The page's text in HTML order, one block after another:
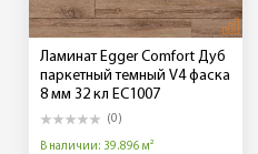
Ламинат Egger Comfort Дуб
паркетный темный V4 фаска
8 мм 32 кл EC1007
(0)
В наличии: 39.896 м²